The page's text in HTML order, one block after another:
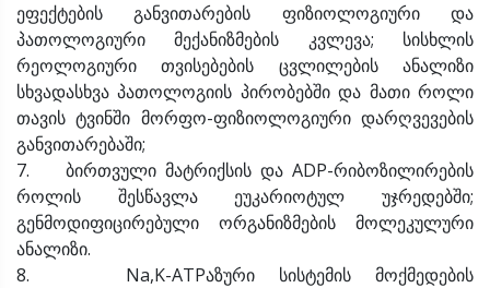
ეფექტების განვითარების ფიზიოლოგიური და
პათოლოგიური მექანიზმების კვლევა; სისხლის
რეოლოგიური თვისებების ცვლილების ანალიზი
სხვადასხვა პათოლოგიის პირობებში და მათი როლი
თავის ტვინში მორფო-ფიზიოლოგიური დარღვევების
განვითარებაში;
7. ბირთვული მატრიქსის და ADP-რიბოზილირების
როლის შესწავლა ეუკარიოტულ უჯრედებში;
გენმოდიფიცირებული ორგანიზმების მოლეკულური
ანალიზი.
8. Na,K-ATPაზური სისტემის მოქმედების